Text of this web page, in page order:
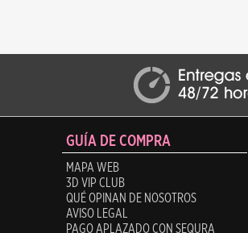
GUÍA DE COMPRA
MAPA WEB
3D VIP CLUB
QUÉ OPINAN DE NOSOTROS
AVISO LEGAL
PAGO APLAZADO CON SEQURA